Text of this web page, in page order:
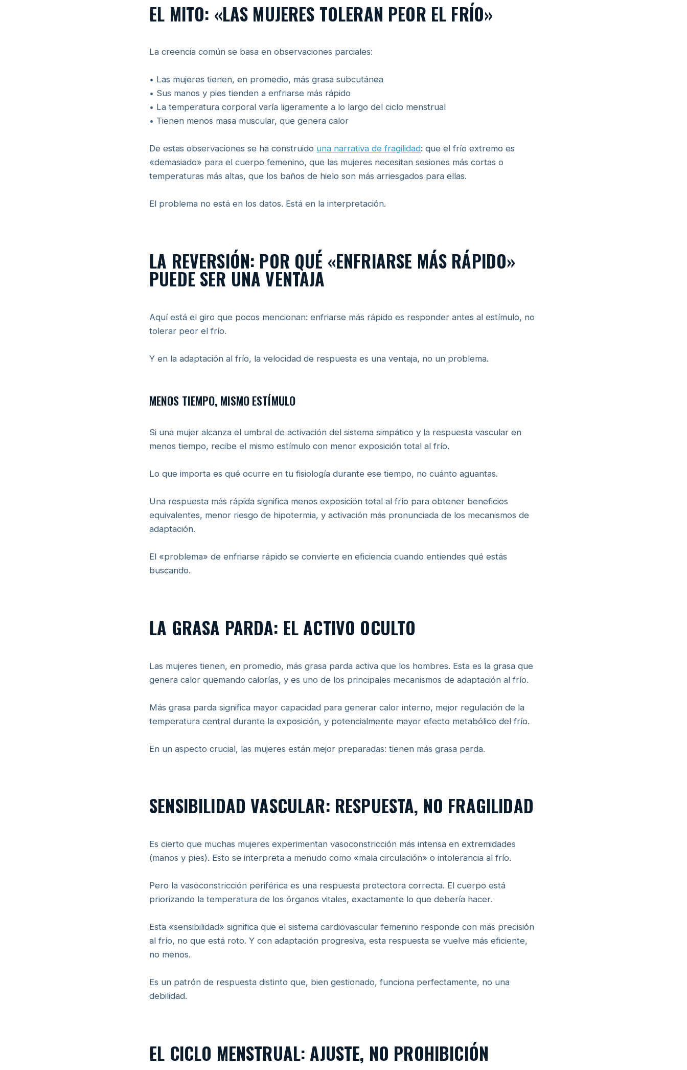
EL MITO: «LAS MUJERES TOLERAN PEOR EL FRÍO»
La creencia común se basa en observaciones parciales:
• Las mujeres tienen, en promedio, más grasa subcutánea
• Sus manos y pies tienden a enfriarse más rápido
• La temperatura corporal varía ligeramente a lo largo del ciclo menstrual
• Tienen menos masa muscular, que genera calor
De estas observaciones se ha construido una narrativa de fragilidad: que el frío extremo es
«demasiado» para el cuerpo femenino, que las mujeres necesitan sesiones más cortas o
temperaturas más altas, que los baños de hielo son más arriesgados para ellas.
El problema no está en los datos. Está en la interpretación.
LA REVERSIÓN: POR QUÉ «ENFRIARSE MÁS RÁPIDO»
PUEDE SER UNA VENTAJA
Aquí está el giro que pocos mencionan: enfriarse más rápido es responder antes al estímulo, no
tolerar peor el frío.
Y en la adaptación al frío, la velocidad de respuesta es una ventaja, no un problema.
MENOS TIEMPO, MISMO ESTÍMULO
Si una mujer alcanza el umbral de activación del sistema simpático y la respuesta vascular en
menos tiempo, recibe el mismo estímulo con menor exposición total al frío.
Lo que importa es qué ocurre en tu fisiología durante ese tiempo, no cuánto aguantas.
Una respuesta más rápida significa menos exposición total al frío para obtener beneficios
equivalentes, menor riesgo de hipotermia, y activación más pronunciada de los mecanismos de
adaptación.
El «problema» de enfriarse rápido se convierte en eficiencia cuando entiendes qué estás
buscando.
LA GRASA PARDA: EL ACTIVO OCULTO
Las mujeres tienen, en promedio, más grasa parda activa que los hombres. Esta es la grasa que
genera calor quemando calorías, y es uno de los principales mecanismos de adaptación al frío.
Más grasa parda significa mayor capacidad para generar calor interno, mejor regulación de la
temperatura central durante la exposición, y potencialmente mayor efecto metabólico del frío.
En un aspecto crucial, las mujeres están mejor preparadas: tienen más grasa parda.
SENSIBILIDAD VASCULAR: RESPUESTA, NO FRAGILIDAD
Es cierto que muchas mujeres experimentan vasoconstricción más intensa en extremidades
(manos y pies). Esto se interpreta a menudo como «mala circulación» o intolerancia al frío.
Pero la vasoconstricción periférica es una respuesta protectora correcta. El cuerpo está
priorizando la temperatura de los órganos vitales, exactamente lo que debería hacer.
Esta «sensibilidad» significa que el sistema cardiovascular femenino responde con más precisión
al frío, no que está roto. Y con adaptación progresiva, esta respuesta se vuelve más eficiente,
no menos.
Es un patrón de respuesta distinto que, bien gestionado, funciona perfectamente, no una
debilidad.
EL CICLO MENSTRUAL: AJUSTE, NO PROHIBICIÓN